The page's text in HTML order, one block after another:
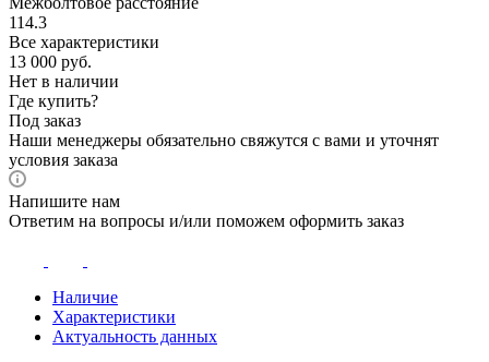
114.3
Все характеристики
13 000 руб.
Нет в наличии
Где купить?
Под заказ
Наши менеджеры обязательно свяжутся с вами и уточнят
условия заказа
Напишите нам
Ответим на вопросы и/или поможем оформить заказ
Наличие
Характеристики
Актуальность данных